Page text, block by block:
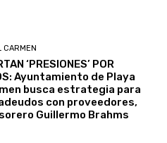
CARMEN
‘PRESIONES’ POR
Ayuntamiento de Playa
busca estrategia para
con proveedores,
Guillermo Brahms